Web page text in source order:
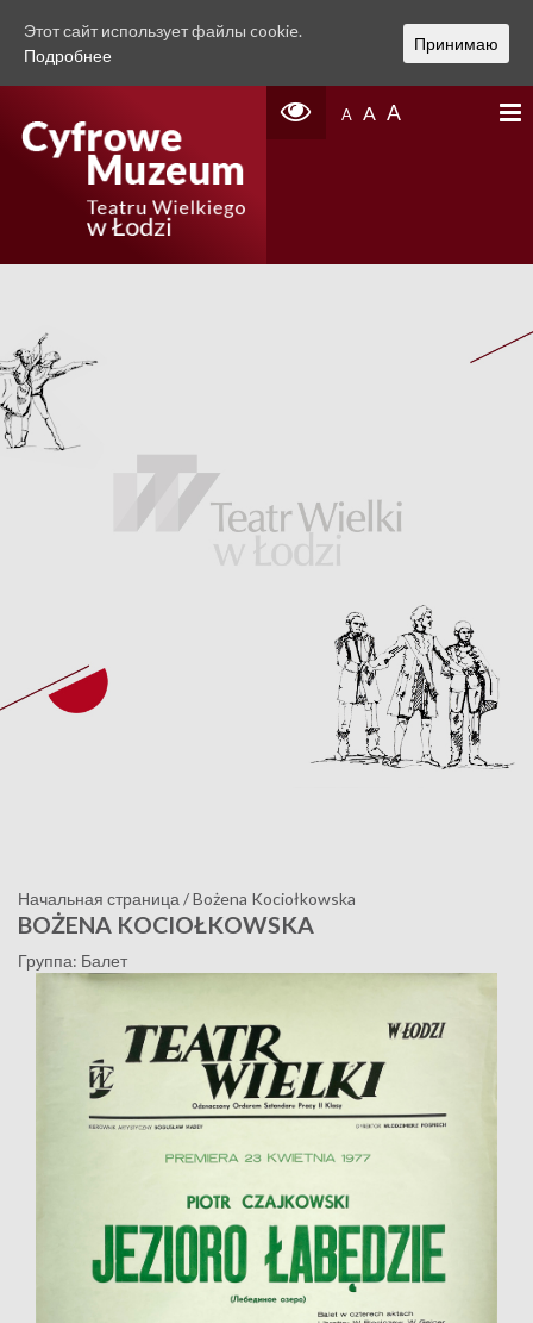
A A A
Начальная страница /Bożena Kociołkowska
BOŻENA KOCIOŁKOWSKA
Группа: Балет
Этот сайт использует файлы cookie.
Подробнее
Принимаю